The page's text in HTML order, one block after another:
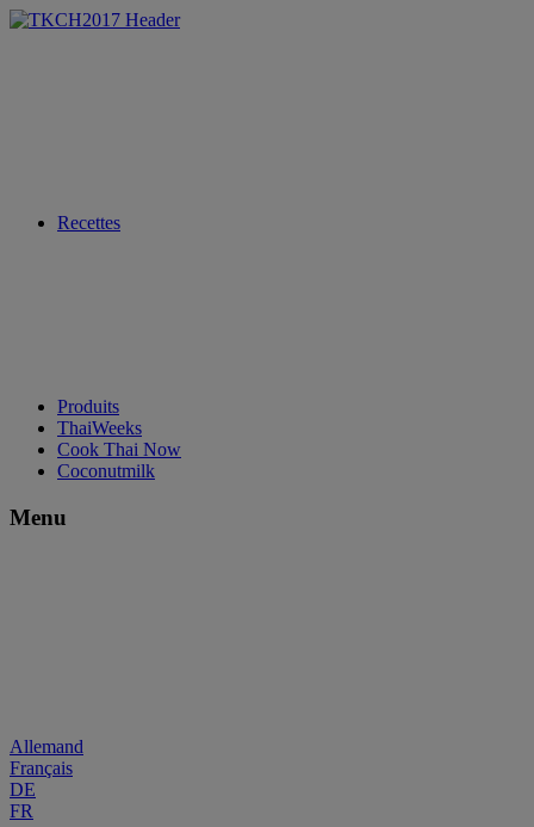
Recettes
Produits
ThaiWeeks
Cook Thai Now
Coconutmilk
Menu
Allemand
Français
DE
FR